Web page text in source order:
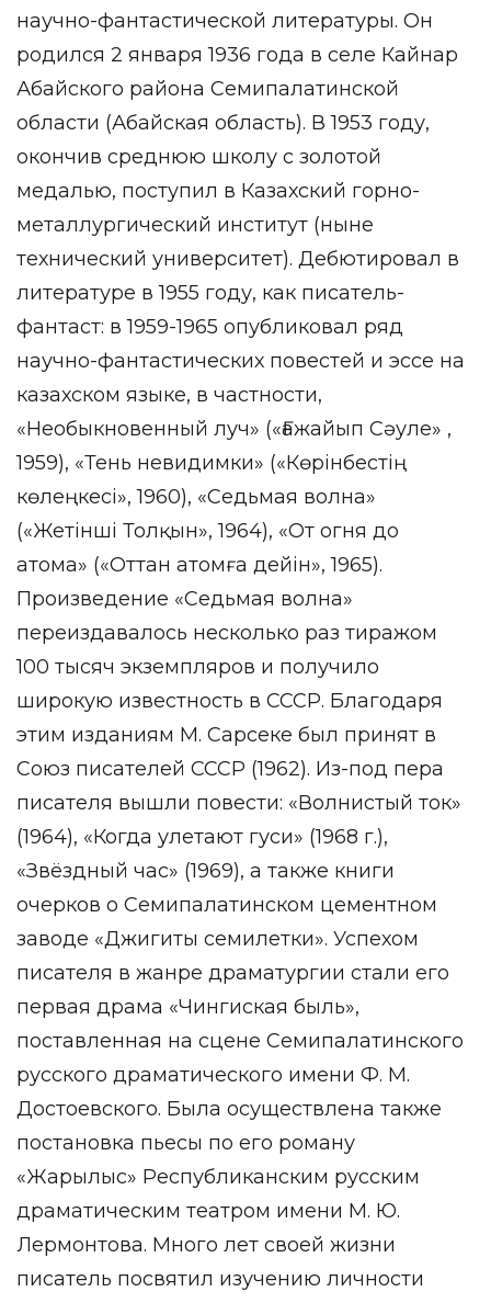
научно-фантастической литературы. Он
родился 2 января 1936 года в селе Кайнар
Абайского района Семипалатинской
области (Абайская область). В 1953 году,
окончив среднюю школу с золотой
медалью, поступил в Казахский горно-
металлургический институт (ныне
технический университет). Дебютировал в
литературе в 1955 году, как писатель-
фантаст: в 1959-1965 опубликовал ряд
научно-фантастических повестей и эссе на
казахском языке, в частности,
«Необыкновенный луч» («Ғажайып Сәуле» ,
1959), «Тень невидимки» («Көрінбестің
көлеңкесі», 1960), «Седьмая волна»
(«Жетінші Толқын», 1964), «От огня до
атома» («Оттан атомға дейін», 1965).
Произведение «Седьмая волна»
переиздавалось несколько раз тиражом
100 тысяч экземпляров и получило
широкую известность в СССР. Благодаря
этим изданиям М. Сарсеке был принят в
Союз писателей СССР (1962). Из-под пера
писателя вышли повести: «Волнистый ток»
(1964), «Когда улетают гуси» (1968 г.),
«Звёздный час» (1969), а также книги
очерков о Семипалатинском цементном
заводе «Джигиты семилетки». Успехом
писателя в жанре драматургии стали его
первая драма «Чингиская быль»,
поставленная на сцене Семипалатинского
русского драматического имени Ф. М.
Достоевского. Была осуществлена также
постановка пьесы по его роману
«Жарылыс» Республиканским русским
драматическим театром имени М. Ю.
Лермонтова. Много лет своей жизни
писатель посвятил изучению личности